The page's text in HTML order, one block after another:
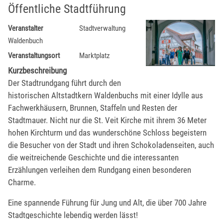
Öffentliche Stadtführung
Veranstalter
Stadtverwaltung
Waldenbuch
Veranstaltungsort
Marktplatz
Kurzbeschreibung
Der Stadtrundgang führt durch den
historischen Altstadtkern Waldenbuchs mit einer Idylle aus
Fachwerkhäusern, Brunnen, Staffeln und Resten der
Stadtmauer. Nicht nur die St. Veit Kirche mit ihrem 36 Meter
hohen Kirchturm und das wunderschöne Schloss begeistern
die Besucher von der Stadt und ihren Schokoladenseiten, auch
die weitreichende Geschichte und die interessanten
Erzählungen verleihen dem Rundgang einen besonderen
Charme.
Eine spannende Führung für Jung und Alt, die über 700 Jahre
Stadtgeschichte lebendig werden lässt!